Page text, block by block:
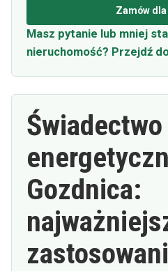
Zamów
Masz pytanie lub mniej
nieruchomość? Przejdź
Świadectwo
Gozdnica: